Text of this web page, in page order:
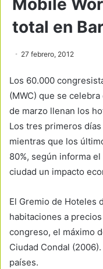
Mobile
total en
27 febrero, 2012
Los 60.000
(MWC) que se
de marzo llenan los
Los tres primeros
mientras que los
80%, según informa
ciudad un impacto
El Gremio de Hoteles
habitaciones a
congreso, el máximo
Ciudad Condal
países.